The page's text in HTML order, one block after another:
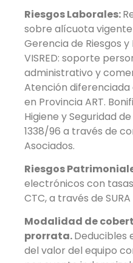
Riesgos Laborales:
sobre alícuota
Gerencia de Riesgos
VISRED: soporte
administrativo y
Atención
en Provincia ART.
Higiene y Seguridad
1338/96 a través de
Asociados.
Riesgos
electrónicos con
CTC, a través de
Modalidad de
prorrata.Deducibles
del valor del equipo